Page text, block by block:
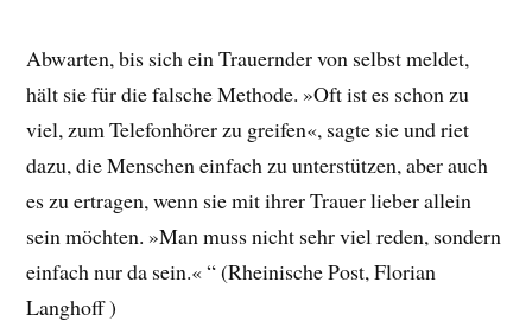
Abwarten, bis sich ein Trauernder von selbst meldet,
hält sie für die falsche Methode. »Oft ist es schon zu
viel, zum Telefonhörer zu greifen«, sagte sie und riet
dazu, die Menschen einfach zu unterstützen, aber auch
es zu ertragen, wenn sie mit ihrer Trauer lieber allein
sein möchten. »Man muss nicht sehr viel reden, sondern
einfach nur da sein.« “ (Rheinische Post, Florian
Langhoff )